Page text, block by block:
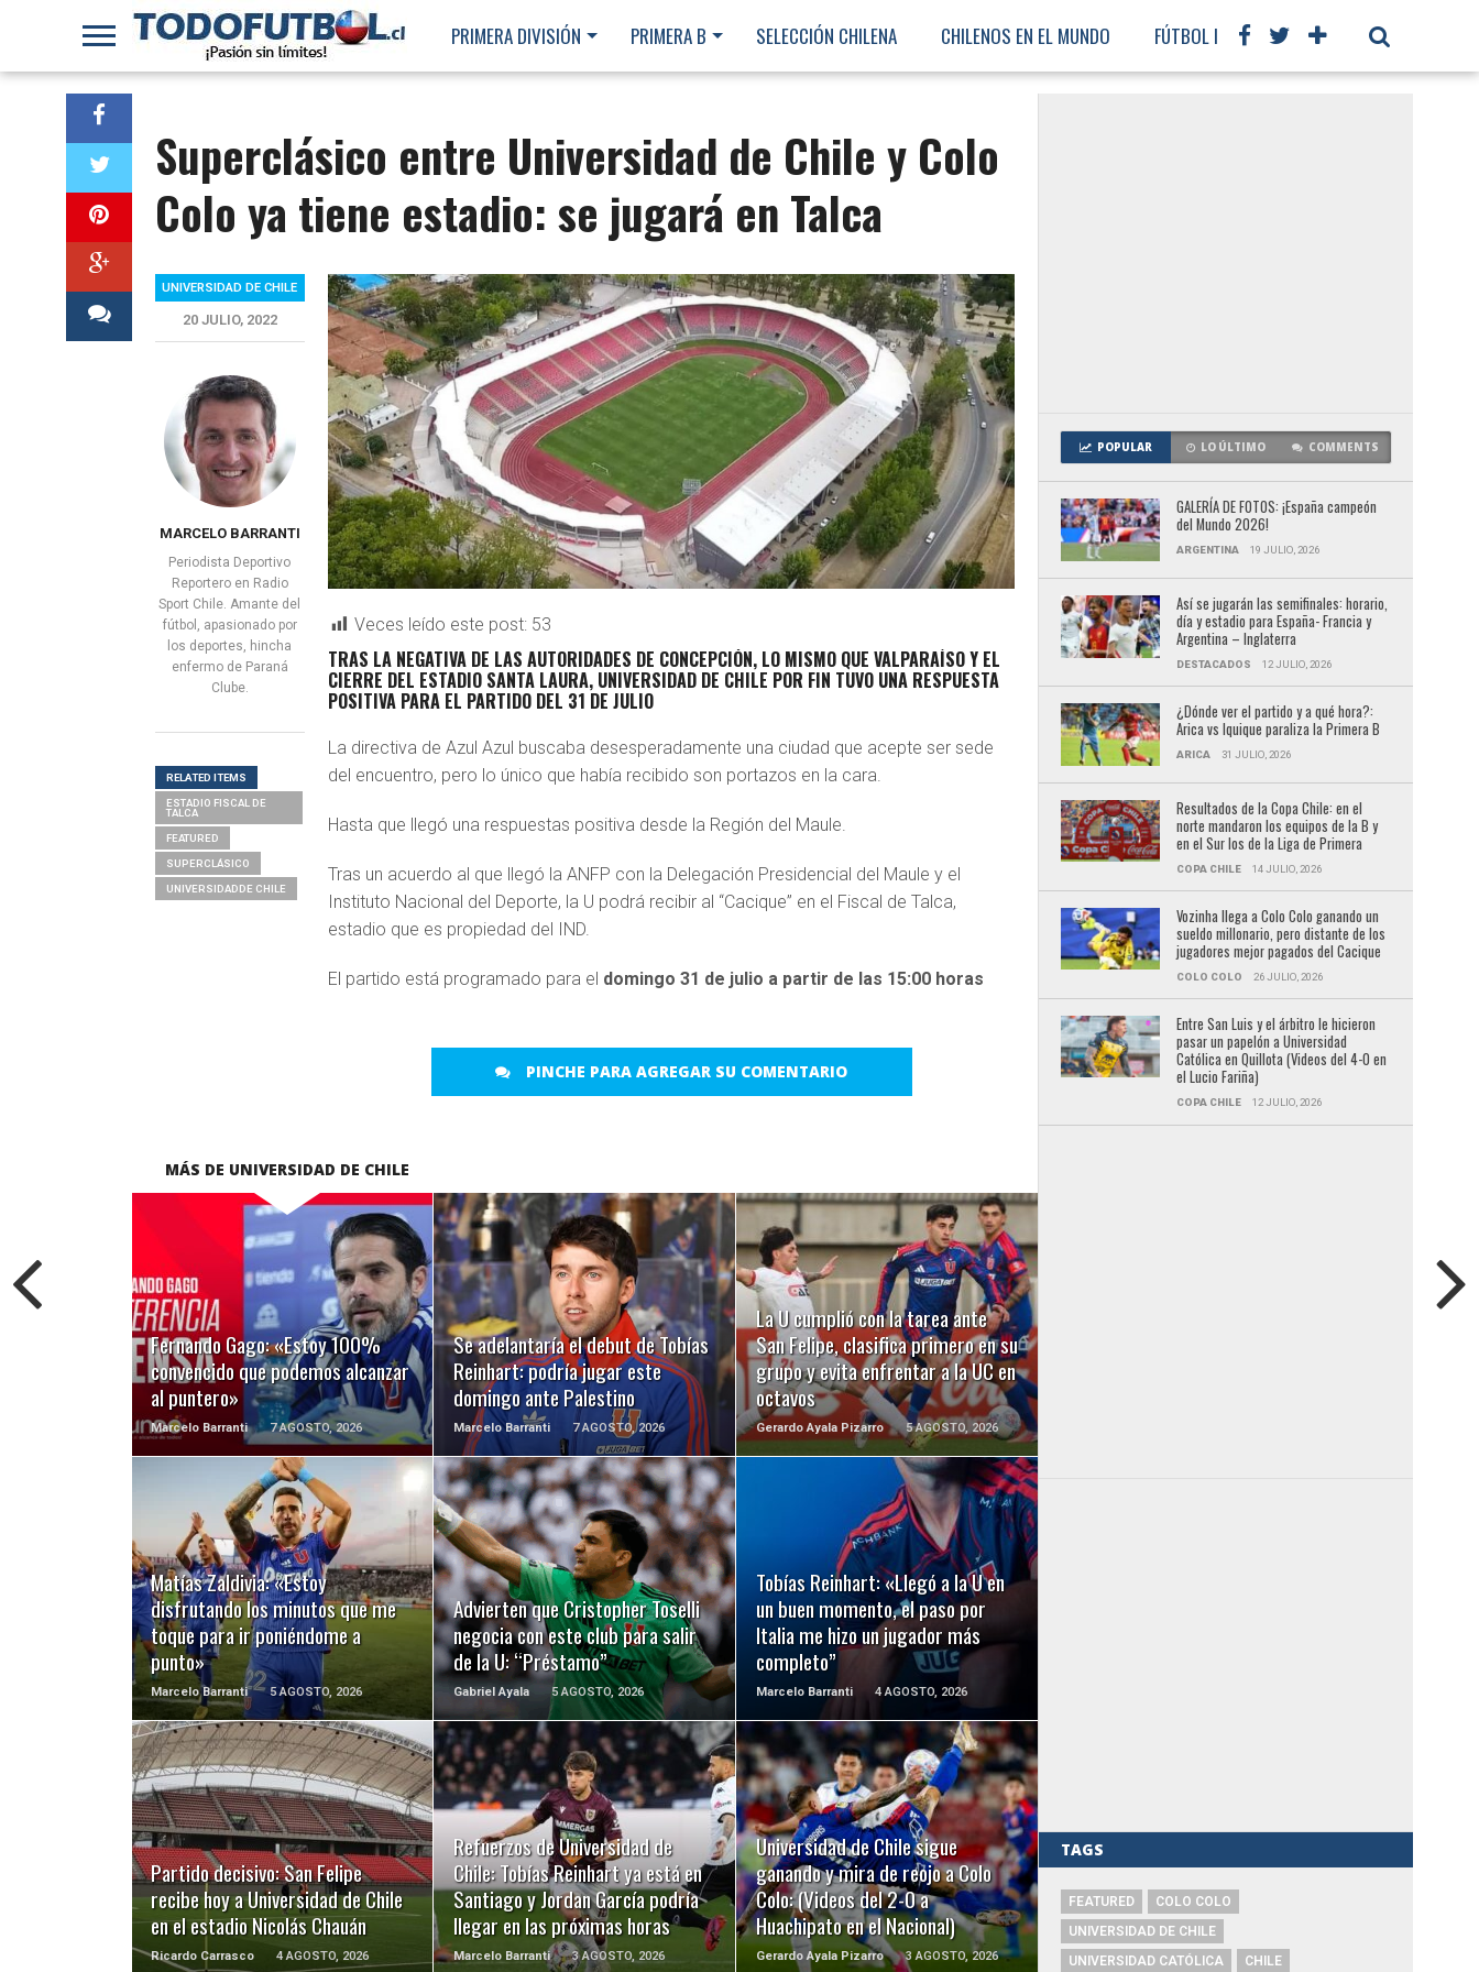
PRIMERA DIVISIÓN PRIMERA B SELECCIÓN CHILENA CHILENOS EN EL MUNDO FÚTBOL INTERNACIONAL
Superclásico entre Universidad de Chile y Colo
Colo ya tiene estadio: se jugará en Talca
Veces leído este post: 53
TRAS LA NEGATIVA DE LAS AUTORIDADES DE CONCEPCIÓN, LO MISMO QUE VALPARAÍSO Y EL
CIERRE DEL ESTADIO SANTA LAURA, UNIVERSIDAD DE CHILE POR FIN TUVO UNA RESPUESTA
POSITIVA PARA EL PARTIDO DEL 31 DE JULIO
La directiva de Azul Azul buscaba desesperadamente una ciudad que acepte ser sede
del encuentro, pero lo único que había recibido son portazos en la cara.
Hasta que llegó una respuestas positiva desde la Región del Maule.
Tras un acuerdo al que llegó la ANFP con la Delegación Presidencial del Maule y el
Instituto Nacional del Deporte, la U podrá recibir al “Cacique” en el Fiscal de Talca,
estadio que es propiedad del IND.
El partido está programado para el domingo 31 de julio a partir de las 15:00 horas
PINCHE PARA AGREGAR SU COMENTARIO
UNIVERSIDAD DE CHILE
20 JULIO, 2022
MARCELO BARRANTI
Periodista Deportivo
Reportero en Radio
Sport Chile. Amante del
fútbol, apasionado por
los deportes, hincha
enfermo de Paraná
Clube.
RELATED ITEMS
ESTADIO FISCAL DE
TALCA
FEATURED
SUPERCLÁSICO
UNIVERSIDADDE CHILE
MÁS DE UNIVERSIDAD DE CHILE
Fernando Gago: «Estoy 100%
convencido que podemos alcanzar
al puntero»
Marcelo Barranti 7 AGOSTO, 2026
LEER MÁS
Se adelantaría el debut de Tobías
Reinhart: podría jugar este
domingo ante Palestino
Marcelo Barranti 7 AGOSTO, 2026
LEER MÁS
La U cumplió con la tarea ante
San Felipe, clasifica primero en su
grupo y evita enfrentar a la UC en
octavos
Gerardo Ayala Pizarro 5 AGOSTO, 2026
LEER MÁS
Matías Zaldivia: «Estoy
disfrutando los minutos que me
toque para ir poniéndome a
punto»
Marcelo Barranti 5 AGOSTO, 2026
LEER MÁS
Advierten que Cristopher Toselli
negocia con este club para salir
de la U: “Préstamo”
Gabriel Ayala 5 AGOSTO, 2026
LEER MÁS
Tobías Reinhart: «Llegó a la U en
un buen momento, el paso por
Italia me hizo un jugador más
completo”
Marcelo Barranti 4 AGOSTO, 2026
LEER MÁS
Partido decisivo: San Felipe
recibe hoy a Universidad de Chile
en el estadio Nicolás Chauán
Ricardo Carrasco 4 AGOSTO, 2026
LEER MÁS
Refuerzos de Universidad de
Chile: Tobías Reinhart ya está en
Santiago y Jordan García podría
llegar en las próximas horas
Marcelo Barranti 3 AGOSTO, 2026
LEER MÁS
Universidad de Chile sigue
ganando y mira de reojo a Colo
Colo: (Videos del 2-0 a
Huachipato en el Nacional)
Gerardo Ayala Pizarro 3 AGOSTO, 2026
LEER MÁS
POPULAR LO ÚLTIMO COMMENTS
GALERÍA DE FOTOS: ¡España campeón
del Mundo 2026!
ARGENTINA 19 JULIO, 2026
Así se jugarán las semifinales: horario,
día y estadio para España- Francia y
Argentina – Inglaterra
DESTACADOS 12 JULIO, 2026
¿Dónde ver el partido y a qué hora?:
Arica vs Iquique paraliza la Primera B
ARICA 31 JULIO, 2026
Resultados de la Copa Chile: en el
norte mandaron los equipos de la B y
en el Sur los de la Liga de Primera
COPA CHILE 14 JULIO, 2026
Vozinha llega a Colo Colo ganando un
sueldo millonario, pero distante de los
jugadores mejor pagados del Cacique
COLO COLO 26 JULIO, 2026
Entre San Luis y el árbitro le hicieron
pasar un papelón a Universidad
Católica en Quillota (Videos del 4-0 en
el Lucio Fariña)
COPA CHILE 12 JULIO, 2026
TAGS
FEATURED
COLO COLO
UNIVERSIDAD DE CHILE
UNIVERSIDAD CATÓLICA
CHILE